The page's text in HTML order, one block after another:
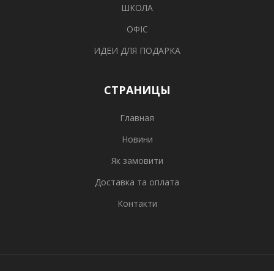
ШКОЛА
ОФІС
ИДЕИ ДЛЯ ПОДАРКА
СТРАНИЦЫ
Главная
Новини
Як замовити
Доставка та оплата
Контакти